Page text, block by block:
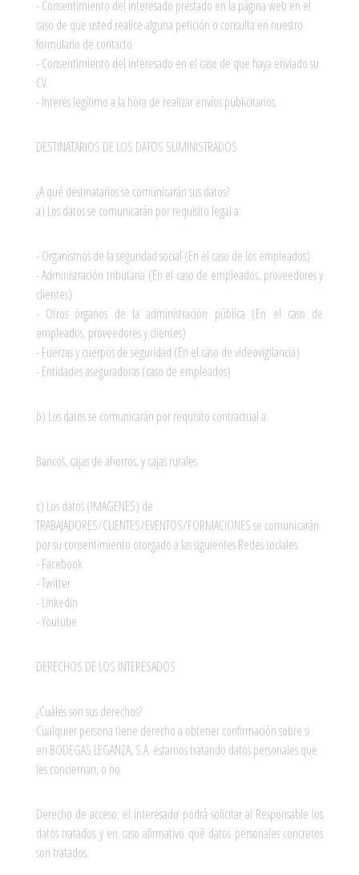
- Consentimiento del interesado prestado en la página web en el
caso de que usted realice alguna petición o consulta en nuestro
formulario de contacto
- Consentimiento del interesado en el caso de que haya enviado su
CV.
- Interés legítimo a la hora de realizar envíos publicitarios.
DESTINATARIOS DE LOS DATOS SUMINISTRADOS
¿A qué destinatarios se comunicarán sus datos?
a) Los datos se comunicarán por requisito legal a:
- Organismos de la seguridad social (En el caso de los empleados)
- Administración tributaria (En el caso de empleados, proveedores y
clientes)
- Otros órganos de la administración pública (En el caso de
empleados, proveedores y clientes)
- Fuerzas y cuerpos de seguridad (En el caso de videovigilancia)
- Entidades aseguradoras (caso de empleados)
b) Los datos se comunicarán por requisito contractual a:
Bancos, cajas de ahorros, y cajas rurales
c) Los datos (IMAGENES) de
TRABAJADORES/CLIENTES/EVENTOS/FORMACIONES se comunicarán
por su consentimiento otorgado a las siguientes Redes sociales:
- Facebook
- Twitter
- Linkedin
- Youtube
DERECHOS DE LOS INTERESADOS
¿Cuáles son sus derechos?
Cualquier persona tiene derecho a obtener confirmación sobre si
en BODEGAS LEGANZA, S.A. estamos tratando datos personales que
les conciernan, o no.
Derecho de acceso: el interesado podrá solicitar al Responsable los
datos tratados y en caso afirmativo qué datos personales concretos
son tratados.